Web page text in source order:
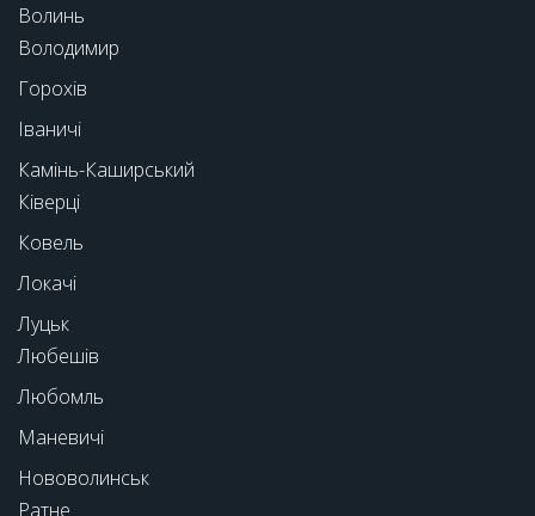
Волинь
Володимир
Горохів
Іваничі
Камінь-Каширський
Ківерці
Ковель
Локачі
Луцьк
Любешів
Любомль
Маневичі
Нововолинськ
Ратне